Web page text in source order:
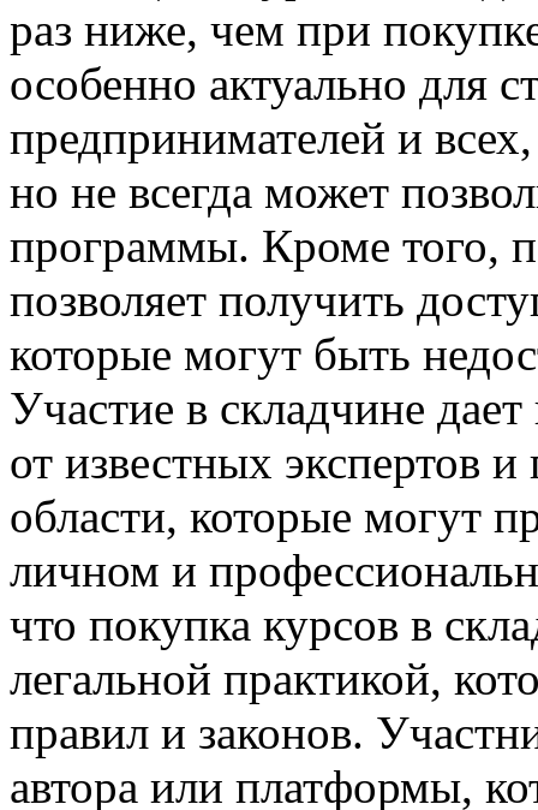
раз ниже, чем при
особенно актуально для
предпринимателей и
но не всегда может
программы. Кроме того,
позволяет получить
которые могут быть
Участие в складчине
от известных экспертов
области, которые могут
личном и
что покупка курсов в
легальной практикой,
правил и законов.
автора или платформы,